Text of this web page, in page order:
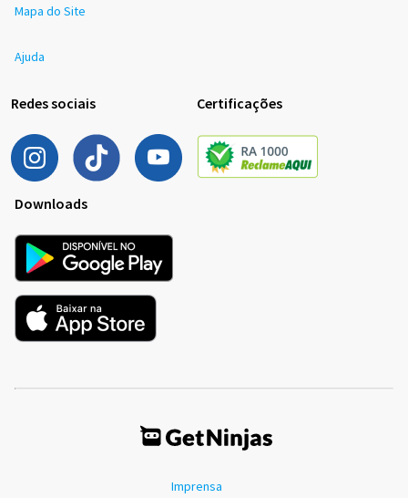
Mapa do Site
Ajuda
Redes sociais Certificações
Downloads
Imprensa